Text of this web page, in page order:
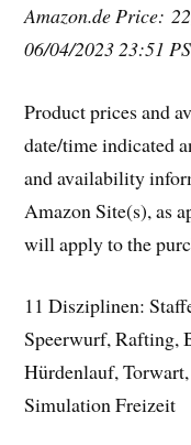
Amazon.de Price:
06/04/2023 23:51
Product prices and
date/time indicated
and availability
Amazon Site(s), as
will apply to the
11 Disziplinen:
Speerwurf, Rafting,
Hürdenlauf,
Simulation Freizeit